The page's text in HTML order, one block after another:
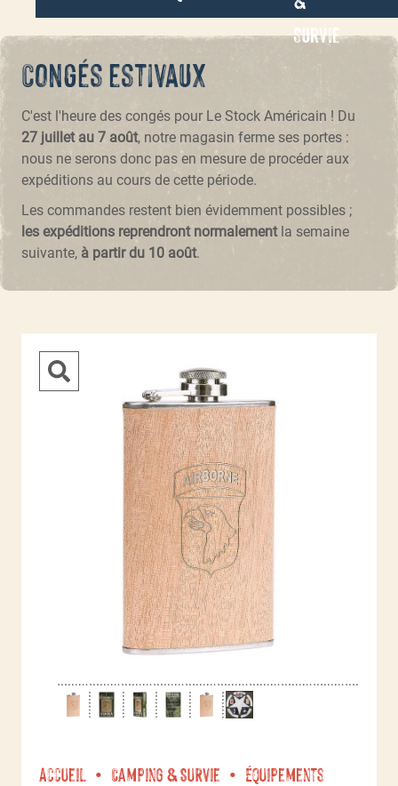
Survie
Congés estivaux
C'est l'heure des congés pour Le Stock Américain ! Du
27 juillet au 7 août, notre magasin ferme ses portes :
nous ne serons donc pas en mesure de procéder aux
expéditions au cours de cette période.
Les commandes restent bien évidemment possibles ;
les expéditions reprendront normalementla semaine
suivante, à partir du 10 août.
Accueil Camping & Survie
Équipements